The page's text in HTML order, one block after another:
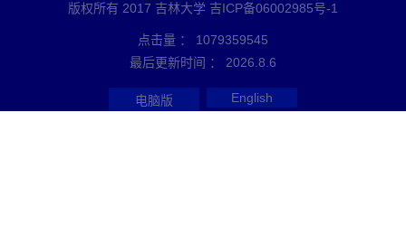
版权所有 2017 吉林大学 吉ICP备06002985号-1
点击量 ： 1079359545
最后更新时间 ： 2026 8 6
电脑版 English